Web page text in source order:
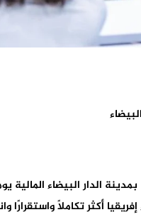
أكثر تكاملاً واستقرارًا